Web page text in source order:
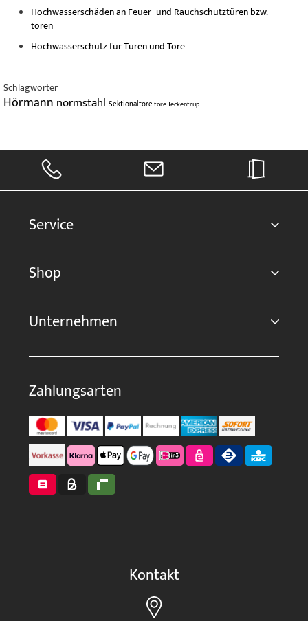
Hochwasserschäden an Feuer- und Rauchschutztüren bzw. -
toren
Hochwasserschutz für Türen und Tore
Schlagwörter
Hörmann normstahl SektionaltoretoreTeckentrup
Service
Shop
Unternehmen
Zahlungsarten
Kontakt